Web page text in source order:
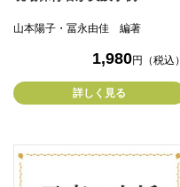
山本陽子・冨永由佳 編著
1,980円（税込）
詳しく見る